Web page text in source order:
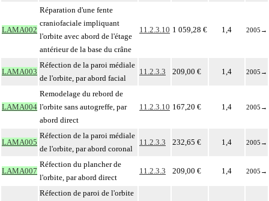
LAMA002
Réparation d'une fente
craniofaciale impliquant
l'orbite avec abord de l'étage
antérieur de la base du crâne
11.2.3.10 1 059,28 € 1,4 2005 →
LAMA003
Réfection de la paroi médiale
de l'orbite, par abord facial
11.2.3.3 209,00 € 1,4 2005 →
LAMA004
Remodelage du rebord de
l'orbite sans autogreffe, par
abord direct
11.2.3.10 167,20 € 1,4 2005 →
LAMA005
Réfection de la paroi médiale
de l'orbite, par abord coronal
11.2.3.3 232,65 € 1,4 2005 →
LAMA007
Réfection du plancher de
l'orbite, par abord direct
11.2.3.3 209,00 € 1,4 2005 →
Réfection de paroi de l'orbite